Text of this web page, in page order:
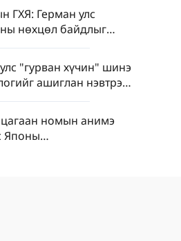
өсөв
ГХЯ: Герман улс
нөхцөл байдлыг
байна
"гурван хүчин" шинэ
ашиглан нэвтрэн
сэргийлэхийг
номын анимэ
Японы